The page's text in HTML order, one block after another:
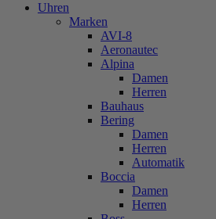
Uhren
Marken
AVI-8
Aeronautec
Alpina
Damen
Herren
Bauhaus
Bering
Damen
Herren
Automatik
Boccia
Damen
Herren